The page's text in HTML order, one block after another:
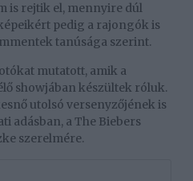
is rejtik el, mennyire dúl
pedig a rajongók is
tanúsága szerint.
mutatott, amik a
showjában készültek róluk.
utolsó versenyzőjének is
adásban, a The Biebers
szerelmére.